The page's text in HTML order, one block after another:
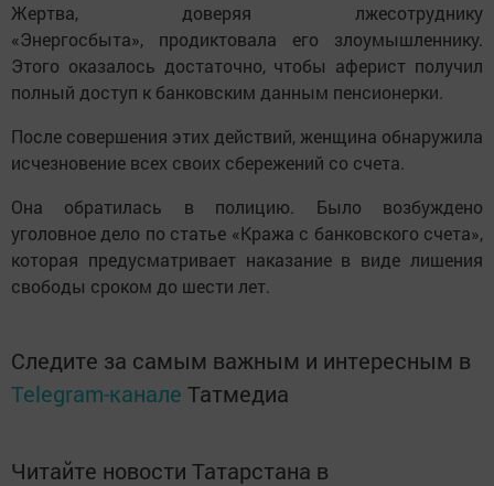
Жертва, доверяя лжесотруднику
«Энергосбыта», продиктовала его злоумышленнику.
Этого оказалось достаточно, чтобы аферист получил
полный доступ к банковским данным пенсионерки.
После совершения этих действий, женщина обнаружила
исчезновение всех своих сбережений со счета.
Она обратилась в полицию. Было возбуждено
уголовное дело по статье «Кража с банковского счета»,
которая предусматривает наказание в виде лишения
свободы сроком до шести лет.
Следите за самым важным и интересным в
Telegram-канале Татмедиа
Читайте новости Татарстана в